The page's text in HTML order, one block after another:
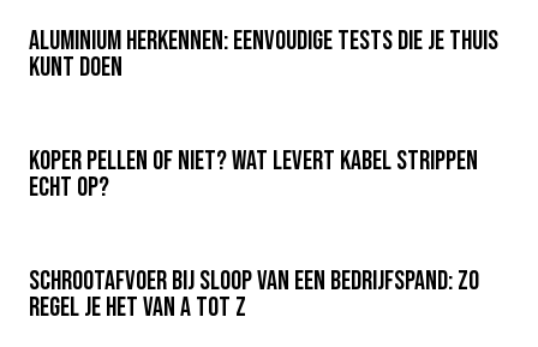
Sustainability
Nieuws
Werken bij
Aluminium herkennen: eenvoudige tests die je thuis
kunt doen
Koper pellen of niet? Wat levert kabel strippen
echt op?
Schrootafvoer bij sloop van een bedrijfspand: zo
regel je het van A tot Z